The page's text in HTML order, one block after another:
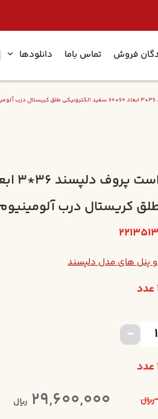
فروش تماس باما دانلودها
کريستال درب
و پنل های مدل دلپسند
ریال 29,600,000 ریال